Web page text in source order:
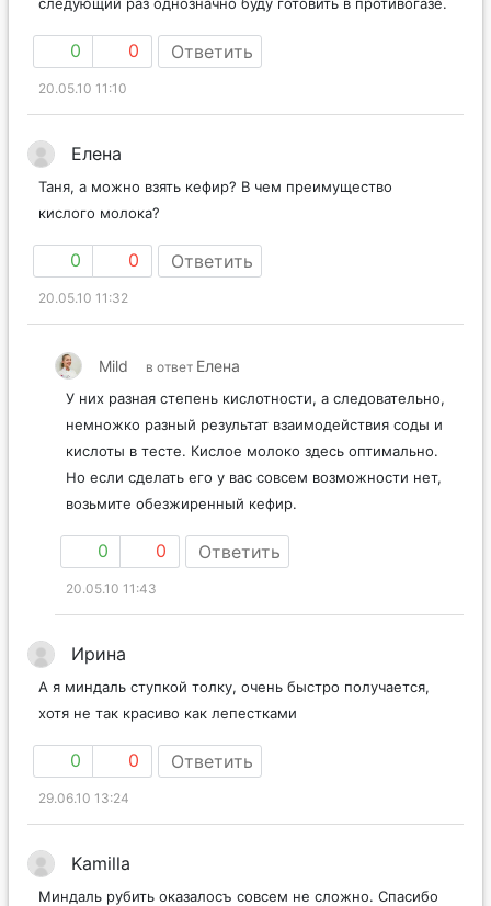
0 0 Ответить
20.05.10 11:10
Елена
Таня, а можно взять кефир? В чем преимущество
кислого молока?
0 0 Ответить
20.05.10 11:32
Mild в ответ Елена
У них разная степень кислотности, а следовательно,
немножко разный результат взаимодействия соды и
кислоты в тесте. Кислое молоко здесь оптимально.
Но если сделать его у вас совсем возможности нет,
возьмите обезжиренный кефир.
0 0 Ответить
20.05.10 11:43
Ирина
А я миндаль ступкой толку, очень быстро получается,
хотя не так красиво как лепестками
0 0 Ответить
29.06.10 13:24
Kamilla
Миндаль рубить оказалосъ совсем не сложно. Спасибо